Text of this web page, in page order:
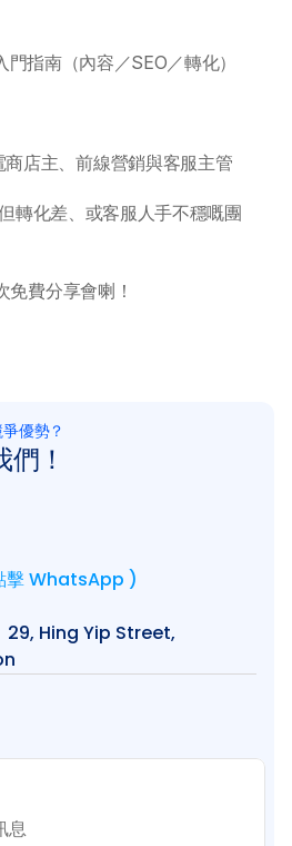
指南（內容／SEO／轉化）
商店主、前線營銷與客服主管
轉化差、或客服人手不穩嘅團
費分享會喇！
優勢？
！
擊 WhatsApp )
29, Hing Yip Street,
息
戰訓練營
班系列
訓
課程計劃
習平台
告服務